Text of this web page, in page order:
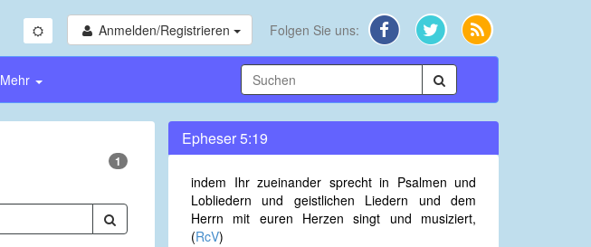
Anmelden/Registrieren Folgen Sie uns:
Mehr
1
Epheser 5:19
indem Ihr zueinander sprecht in Psalmen und
Lobliedern und geistlichen Liedern und dem
Herrn mit euren Herzen singt und musiziert,
(RcV)